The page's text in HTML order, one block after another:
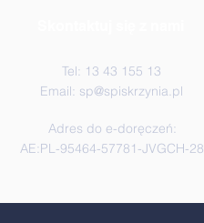
Tel: 13 43 155 13
Email: sp@spiskrzynia.pl
Adres do e-doręczeń:
AE:PL-95464-57781-JVGCH-28